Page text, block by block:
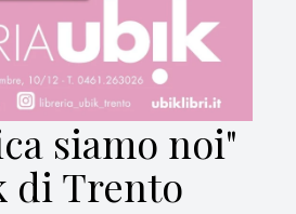
siamo noi"
di Trento